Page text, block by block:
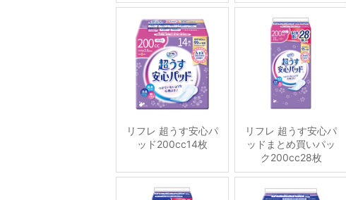
リフレ 超うす安心パ
ッド200cc14枚
リフレ 超うす安心パ
ッドまとめ買いパッ
ク200cc28枚